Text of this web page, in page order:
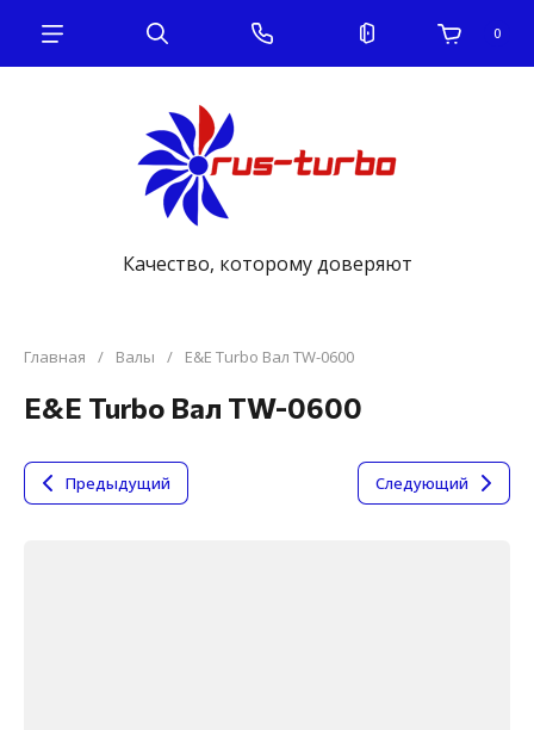
Качество, которому доверяют
0
Главная / Валы / E&E Turbo Вал TW-0600
E&E Turbo Вал TW-0600
Предыдущий Следующий